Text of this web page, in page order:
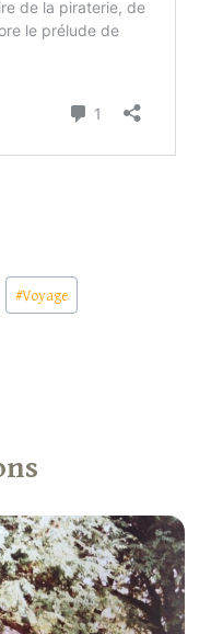
#Voyage